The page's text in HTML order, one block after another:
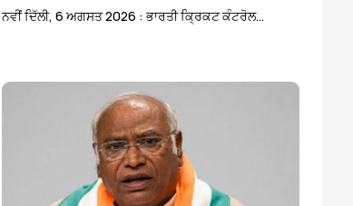
ਨਵੀਂ ਦਿੱਲੀ, 6 ਅਗਸਤ 2026 : ਭਾਰਤੀ ਕ੍ਰਿਕਟ ਕੰਟਰੋਲ...